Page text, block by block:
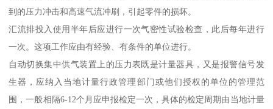
到的压力冲击和高速气流冲刷，引起零件的损坏。
汇流排投入使用半年后应进行一次气密性试验检查，此后每年进行
一次。这项工作应由有经验、有条件的单位进行。
自动切换集中供气装置上的压力表既是计量器具，又是报警信号发
生器，应纳入当地计量行政管理部门或他们授权的单位的管理范
围，一般相隔6-12个月应申报检定一次，具体的检定周期由当地计量